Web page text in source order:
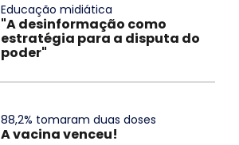
Educação midiática
"A desinformação como
estratégia para a disputa do
poder"
88,2% tomaram duas doses
A vacina venceu!